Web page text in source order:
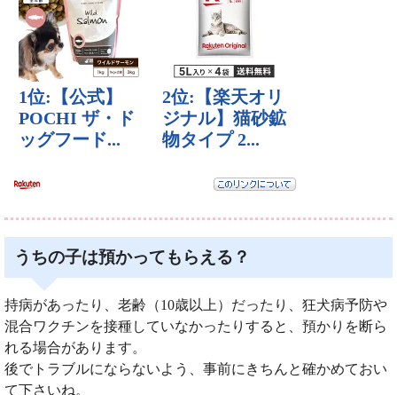
うちの子は預かってもらえる？
持病があったり、老齢（10歳以上）だったり、狂犬病予防や
混合ワクチンを接種していなかったりすると、預かりを断ら
れる場合があります。
後でトラブルにならないよう、事前にきちんと確かめておい
て下さいね。